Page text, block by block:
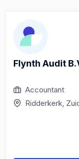
Flynth Audit
Accountant
Ridderkerk,